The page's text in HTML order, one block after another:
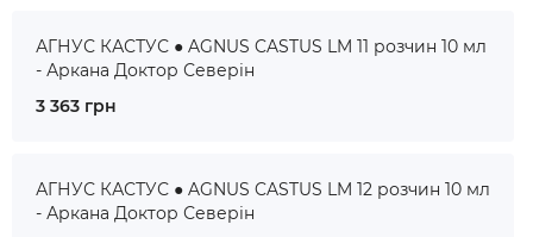
АГНУС КАСТУС ● AGNUS CASTUS LM 11 розчин 10 мл
- Аркана Доктор Северін
3 363 грн
АГНУС КАСТУС ● AGNUS CASTUS LM 12 розчин 10 мл
- Аркана Доктор Северін